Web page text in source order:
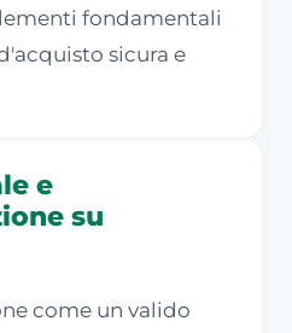
fondamentali
sicura e
e
su
come un valido